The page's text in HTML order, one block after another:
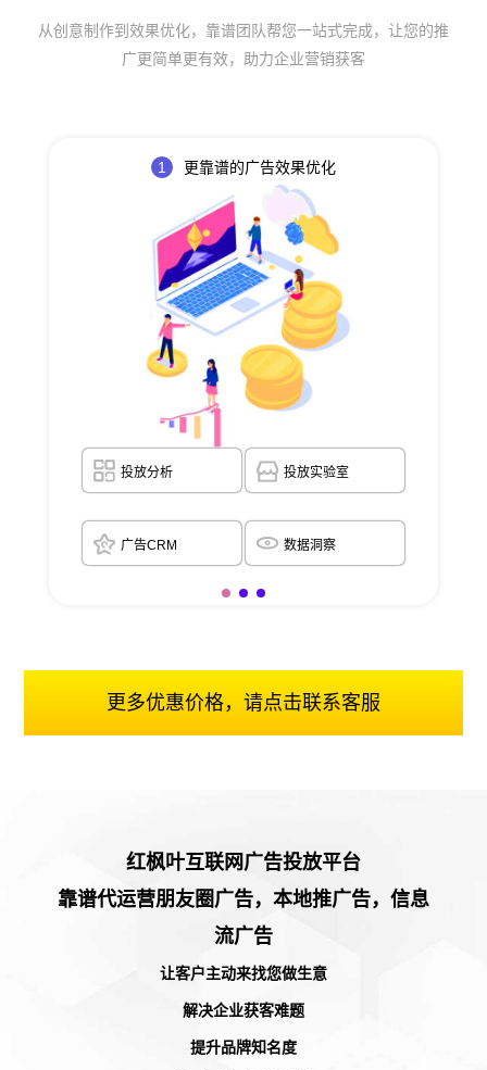
从创意制作到效果优化，靠谱团队帮您一站式完成，让您的推
广更简单更有效，助力企业营销获客
1 更靠谱的广告效果优化
投放分析 投放实验室
广告CRM 数据洞察
更多优惠价格，请点击联系客服
红枫叶互联网广告投放平台
靠谱代运营朋友圈广告，本地推广告，信息
流广告
让客户主动来找您做生意
解决企业获客难题
提升品牌知名度